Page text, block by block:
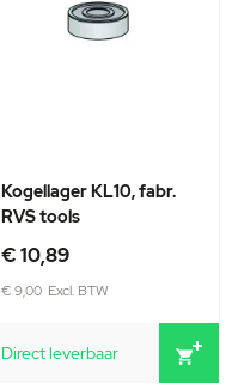
Kogellager KL10, fabr.
RVS tools
€ 10,89
€ 9,00
Direct leverbaar